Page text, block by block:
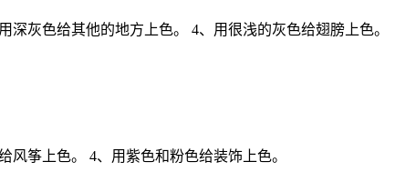
灰色给其他的地方上色。 4、用很浅的灰色给翅膀上色。
筝上色。 4、用紫色和粉色给装饰上色。